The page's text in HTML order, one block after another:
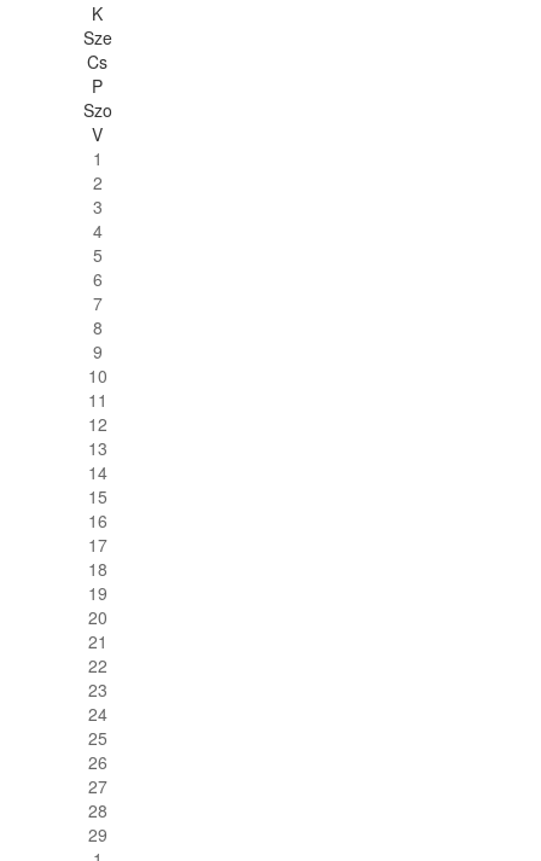
K
Sze
Cs
P
Szo
V
1
2
3
4
5
6
7
8
9
10
11
12
13
14
15
16
17
18
19
20
21
22
23
24
25
26
27
28
29